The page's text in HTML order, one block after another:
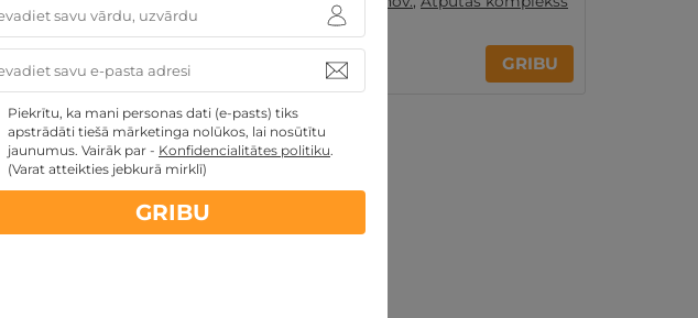
480€
MAINĪT
"Kurzemes pērle"
GRIBU
Piekrītu, ka mani personas dati (e-pasts) tiks
apstrādāti tiešā mārketinga nolūkos, lai nosūtītu
jaunumus. Vairāk par - Konfidencialitātes politiku.
(Varat atteikties jebkurā mirklī)
GRIBU